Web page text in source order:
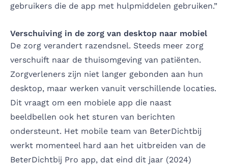
gebruikers die de app met hulpmiddelen gebruiken.”
Verschuiving in de zorg van desktop naar mobiel
De zorg verandert razendsnel. Steeds meer zorg
verschuift naar de thuisomgeving van patiënten.
Zorgverleners zijn niet langer gebonden aan hun
desktop, maar werken vanuit verschillende locaties.
Dit vraagt om een mobiele app die naast
beeldbellen ook het sturen van berichten
ondersteunt. Het mobile team van BeterDichtbij
werkt momenteel hard aan het uitbreiden van de
BeterDichtbij Pro app, dat eind dit jaar (2024)